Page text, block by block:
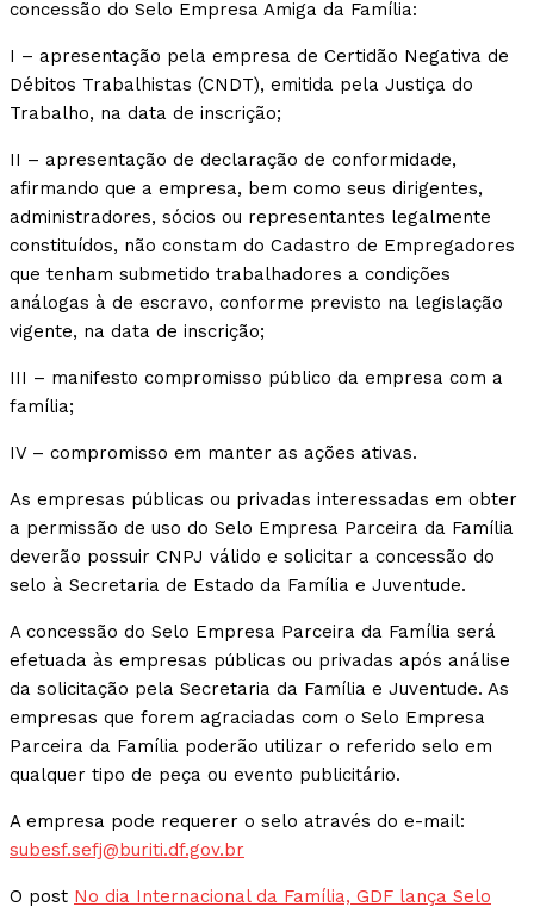
concessão do Selo Empresa Amiga da Família:
I – apresentação pela empresa de Certidão Negativa de
Débitos Trabalhistas (CNDT), emitida pela Justiça do
Trabalho, na data de inscrição;
II – apresentação de declaração de conformidade,
afirmando que a empresa, bem como seus dirigentes,
administradores, sócios ou representantes legalmente
constituídos, não constam do Cadastro de Empregadores
que tenham submetido trabalhadores a condições
análogas à de escravo, conforme previsto na legislação
vigente, na data de inscrição;
III – manifesto compromisso público da empresa com a
família;
IV – compromisso em manter as ações ativas.
As empresas públicas ou privadas interessadas em obter
a permissão de uso do Selo Empresa Parceira da Família
deverão possuir CNPJ válido e solicitar a concessão do
selo à Secretaria de Estado da Família e Juventude.
A concessão do Selo Empresa Parceira da Família será
efetuada às empresas públicas ou privadas após análise
da solicitação pela Secretaria da Família e Juventude. As
empresas que forem agraciadas com o Selo Empresa
Parceira da Família poderão utilizar o referido selo em
qualquer tipo de peça ou evento publicitário.
A empresa pode requerer o selo através do e-mail:
subesf.sefj@buriti.df.gov.br
O post No dia Internacional da Família, GDF lança Selo